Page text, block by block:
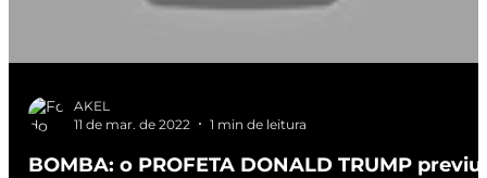
AKEL
11 de mar. de 2022
1 min de leitura
BOMBA: o PROFETA DONALD TRUMP previu